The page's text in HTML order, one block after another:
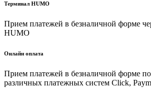
Терминал HUMO
Прием платежей в безналичной форме
HUMO
Онлайн оплата
Прием платежей в безналичной форме
различных платежных систем Click,